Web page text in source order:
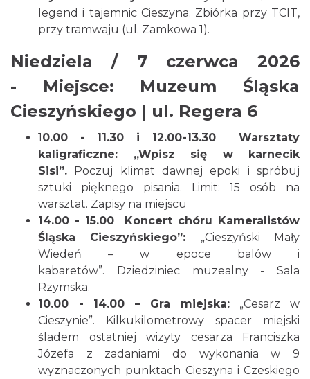
Cieszyn
2026-08-23
Cieszyn
2026-08-09
1.66 km
Cieszyn
2026-08-16
legend i tajemnic Cieszyna. Zbiórka przy TCIT,
przy tramwaju (ul. Zamkowa 1).
Niedziela / 7 czerwca 2026
- Miejsce: Muzeum Śląska
Cieszyńskiego | ul. Regera 6
10.00 - 11.30 i 12.00-13.30
Warsztaty
kaligraficzne: „Wpisz się w karnecik
Sisi”. Poczuj klimat dawnej epoki i spróbuj
sztuki pięknego pisania. Limit: 15 osób na
warsztat. Zapisy na miejscu
14.00 - 15.00
Koncert chóru Kameralistów
Śląska Cieszyńskiego”: „Cieszyński Mały
Wiedeń – w epoce balów i
kabaretów”. Dziedziniec muzealny - Sala
Rzymska.
10.00 - 14.00 – Gra miejska: „Cesarz w
Cieszynie”. Kilkukilometrowy spacer miejski
śladem ostatniej wizyty cesarza Franciszka
Józefa z zadaniami do wykonania w 9
wyznaczonych punktach Cieszyna i Czeskiego